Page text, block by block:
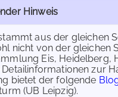
Hinweis
aus der gleichen
nicht von der gleichen
Eis, Heidelberg,
zur
bietet der folgende
(UB Leipzig).